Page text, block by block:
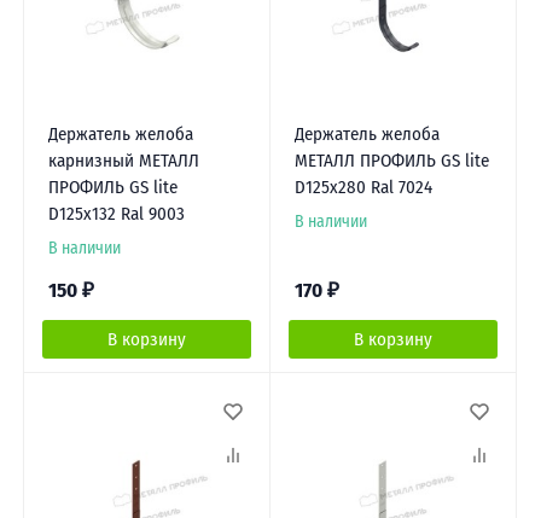
Держатель желоба
карнизный МЕТАЛЛ
ПРОФИЛЬ GS lite
D125х132 Ral 9003
В наличии
150 ₽
В корзину
Держатель желоба
МЕТАЛЛ ПРОФИЛЬ GS lite
D125х280 Ral 7024
В наличии
170 ₽
В корзину